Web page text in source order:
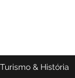
Turismo & História